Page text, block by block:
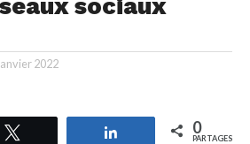
sociaux
2022
Partagez 0
PARTAGES